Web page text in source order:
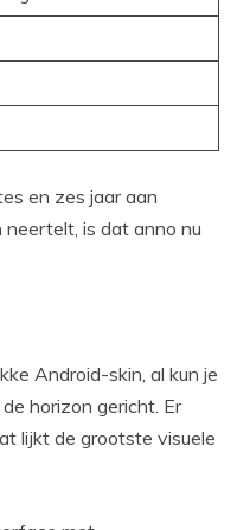
en zes jaar aan
is dat anno nu
Android-skin, al kun je
horizon gericht. Er
lijkt de grootste visuele